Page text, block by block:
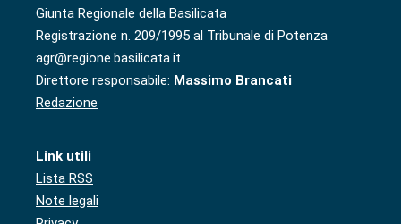
Giunta Regionale della Basilicata
Registrazione n. 209/1995 al Tribunale di Potenza
agr@regione.basilicata.it
Direttore responsabile: Massimo Brancati
Redazione
Link utili
Lista RSS
Note legali